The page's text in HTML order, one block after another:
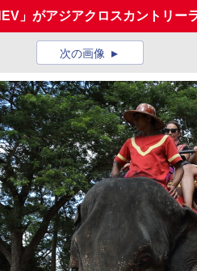
」がアジアクロスカントリー
次の画像